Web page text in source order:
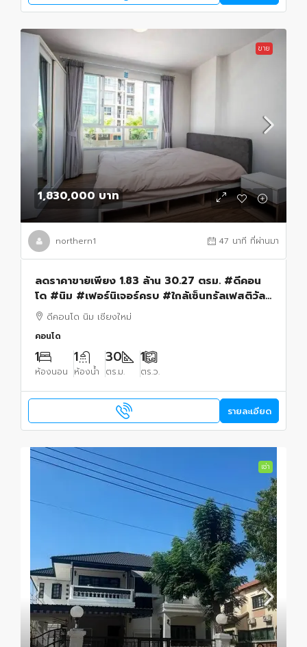
ขาย
1,830,000 บาท
northern1 47 นาที ที่ผ่านมา
ลดราคาขายเพียง 1.83 ล้าน 30.27 ตรม. #ดีคอน
โด #นิม #เฟอร์นิเจอร์ครบ #ใกล้เซ็นทรัลเฟสติวัล
#พร้อมเข้าอยู่ทันที
ดีคอนโด นิม เชียงใหม่
คอนโด
1
ห้องนอน
1
ห้องน้ำ
30
ตร.ม.
1
ตร.ว.
รายละเอียด
เช่า